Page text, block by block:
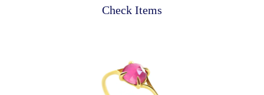
Check Items